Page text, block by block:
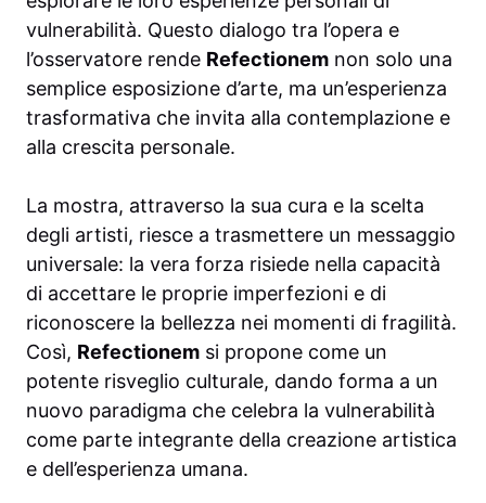
vulnerabilità. Questo dialogo tra l’opera e
l’osservatore rende Refectionem non solo una
semplice esposizione d’arte, ma un’esperienza
trasformativa che invita alla contemplazione e
alla crescita personale.
La mostra, attraverso la sua cura e la scelta
degli artisti, riesce a trasmettere un messaggio
universale: la vera forza risiede nella capacità
di accettare le proprie imperfezioni e di
riconoscere la bellezza nei momenti di fragilità.
Così, Refectionem si propone come un
potente risveglio culturale, dando forma a un
nuovo paradigma che celebra la vulnerabilità
come parte integrante della creazione artistica
e dell’esperienza umana.